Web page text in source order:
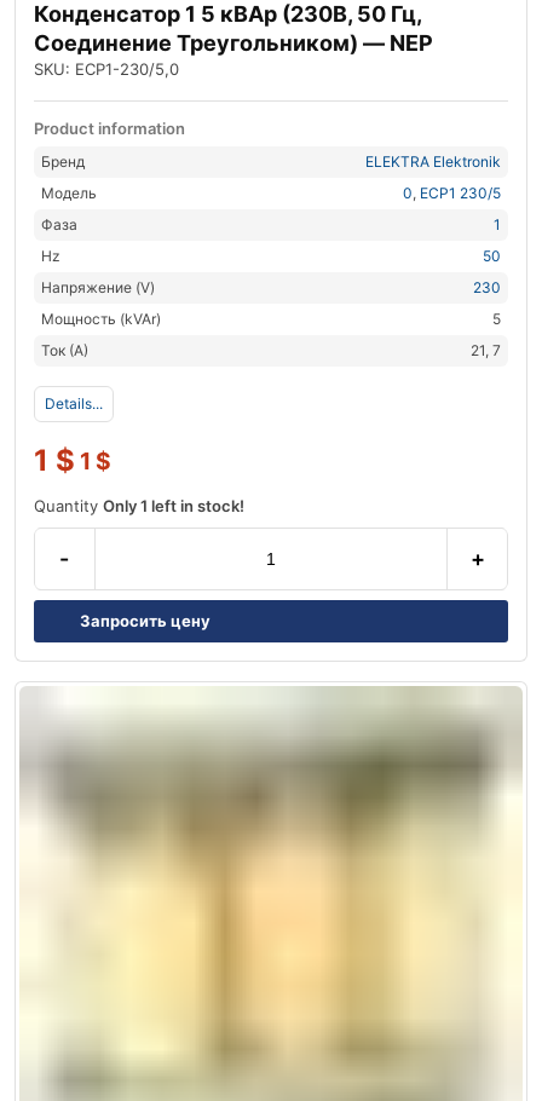
Конденсатор 1 5 кВАр (230В, 50 Гц,
Соединение Треугольником) — NEP
SKU: ECP1-230/5,0
Product information
Бренд
ELEKTRA Elektronik
Модель
0, ECP1 230/5
Фаза
1
Hz
50
Напряжение (V)
230
Мощность (kVAr)
5
Ток (А)
21, 7
Details...
1 $ 1 $
Quantity Only 1 left in stock!
- +
Запросить цену